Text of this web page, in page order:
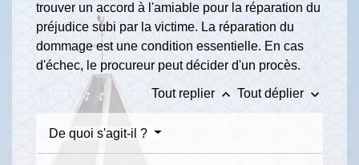
trouver un accord à l'amiable pour la réparation du
préjudice subi par la victime. La réparation du
dommage est une condition essentielle. En cas
d'échec, le procureur peut décider d'un procès.
Tout replier keyboard_arrow_up Tout déplier keyboard_arrow_down
De quoi s'agit-il ?